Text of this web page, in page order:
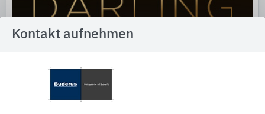
Architekten und Planern favorisierten Hersteller in verschiedenen
Kontakt aufnehmen